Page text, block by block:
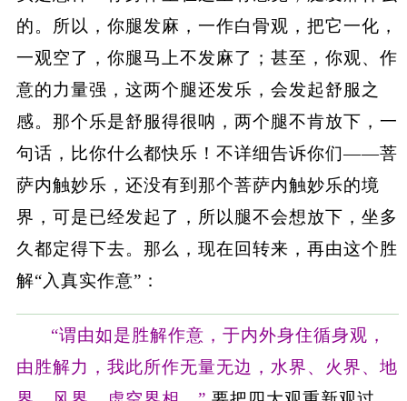
的。所以，你腿发麻，一作白骨观，把它一化，
一观空了，你腿马上不发麻了；甚至，你观、作
意的力量强，这两个腿还发乐，会发起舒服之
感。那个乐是舒服得很呐，两个腿不肯放下，一
句话，比你什么都快乐！不详细告诉你们——菩
萨内触妙乐，还没有到那个菩萨内触妙乐的境
界，可是已经发起了，所以腿不会想放下，坐多
久都定得下去。那么，现在回转来，再由这个胜
解“入真实作意”：
“谓由如是胜解作意，于内外身住循身观，
由胜解力，我此所作无量无边，水界、火界、地